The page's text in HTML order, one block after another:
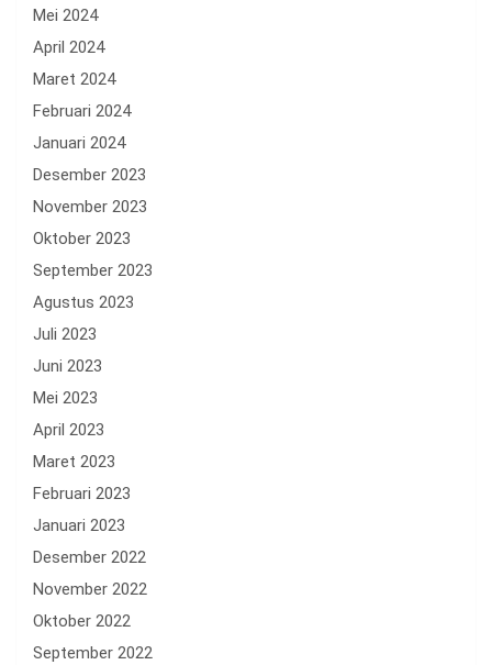
Mei 2024
April 2024
Maret 2024
Februari 2024
Januari 2024
Desember 2023
November 2023
Oktober 2023
September 2023
Agustus 2023
Juli 2023
Juni 2023
Mei 2023
April 2023
Maret 2023
Februari 2023
Januari 2023
Desember 2022
November 2022
Oktober 2022
September 2022